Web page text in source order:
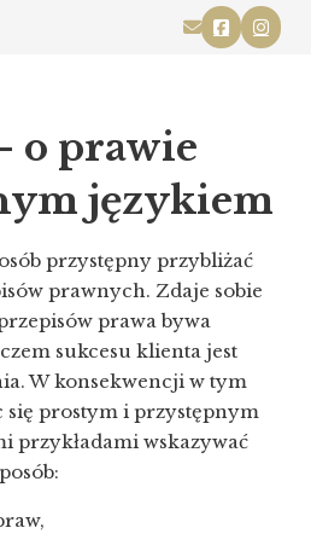
o prawie
językiem
przystępny przybliżać
prawnych. Zdaje sobie
prawa bywa
sukcesu klienta jest
W konsekwencji w tym
się prostym i przystępnym
przykładami wskazywać